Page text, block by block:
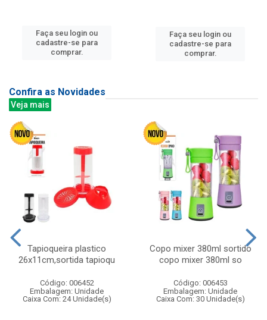
Faça seu login ou
cadastre-se para
comprar.
Faça seu login ou
cadastre-se para
comprar.
Confira as Novidades
Veja mais
Tapioqueira plastico
26x11cm,sortida tapioqu
Código: 006452
Embalagem: Unidade
Caixa Com: 24 Unidade(s)
Copo mixer 380ml sortido
copo mixer 380ml so
Código: 006453
Embalagem: Unidade
Caixa Com: 30 Unidade(s)